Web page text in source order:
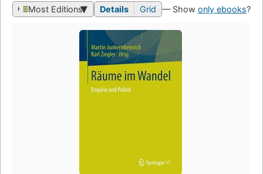
Most Editions Details Grid — Show only ebooks?